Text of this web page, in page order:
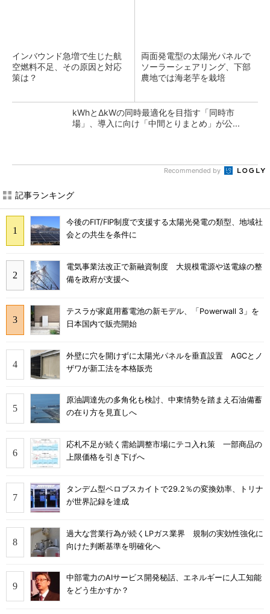
インバウンド急増で生じた航
空燃料不足、その原因と対応
策は？
両面発電型の太陽光パネルで
ソーラーシェアリング、下部
農地では海老芋を栽培
kWhとΔkWの同時最適化を目指す「同時市
場」、導入に向け「中間とりまとめ」が公...
Recommended by
記事ランキング
今後のFIT/FIP制度で支援する太陽光発電の類型、地域社
会との共生を条件に
電気事業法改正で新融資制度 大規模電源や送電線の整
備を政府が支援へ
テスラが家庭用蓄電池の新モデル、「Powerwall 3」を
日本国内で販売開始
外壁に穴を開けずに太陽光パネルを垂直設置 AGCとノ
ザワが新工法を本格販売
原油調達先の多角化も検討、中東情勢を踏まえ石油備蓄
の在り方を見直しへ
応札不足が続く需給調整市場にテコ入れ策 一部商品の
上限価格を引き下げへ
タンデム型ペロブスカイトで29.2％の変換効率、トリナ
が世界記録を達成
過大な営業行為が続くLPガス業界 規制の実効性強化に
向けた判断基準を明確化へ
中部電力のAIサービス開発秘話、エネルギーに人工知能
をどう生かすか？